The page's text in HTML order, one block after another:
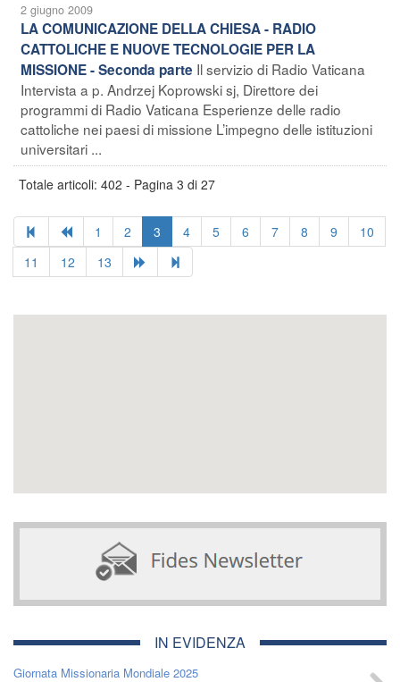
2 giugno 2009
LA COMUNICAZIONE DELLA CHIESA - RADIO
CATTOLICHE E NUOVE TECNOLOGIE PER LA
MISSIONE - Seconda parte Il servizio di Radio Vaticana
Intervista a p. Andrzej Koprowski sj, Direttore dei
programmi di Radio Vaticana Esperienze delle radio
cattoliche nei paesi di missione L’impegno delle istituzioni
universitari ...
Totale articoli: 402 - Pagina 3 di 27
1 2 3 4 5 6 7 8 9
10
11
12 13
IN EVIDENZA
Giornata Missionaria Mondiale 2025